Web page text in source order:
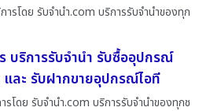
ารโดย รับจํานํา.com บริการรับจำนำของทุก
บริการรับจำนำ รับซื้ออุปกรณ์
และ รับฝากขายอุปกรณ์ไอที
โดย รับจํานํา.com บริการรับจำนำของทุกช